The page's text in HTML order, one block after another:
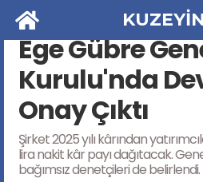
Ege Gübre
Kurulu'nda
Onay Çıktı
Şirket 2025 yılı kârından
lira nakit kâr payı dağıtacak.
bağımsız denetçileri de belirlendi.